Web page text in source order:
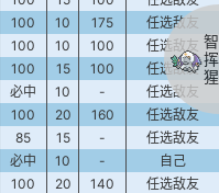
100 10 175
任选敌友
100 10 100
任选敌友
100 15 100
任选敌友
必中 10 -
任选敌友
100 20 160
任选敌友
85 15 -
任选敌友
必中 10 -
自己
100 20 140
任选敌友
智
挥
猩